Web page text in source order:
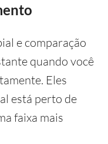
e comparação
quando você
Eles
está perto de
faixa mais